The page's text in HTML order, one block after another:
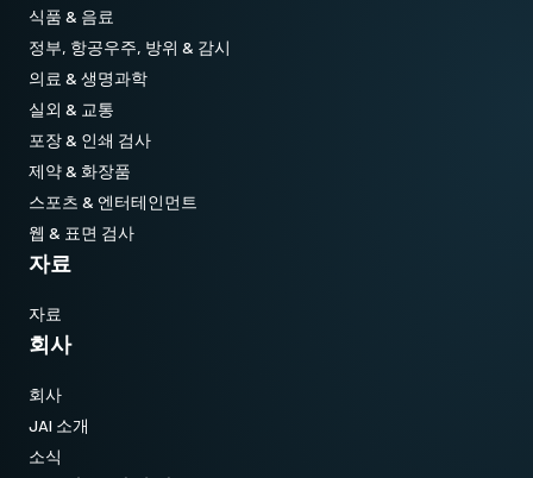
식품 & 음료
정부, 항공우주, 방위 & 감시
의료 & 생명과학
실외 & 교통
포장 & 인쇄 검사
제약 & 화장품
스포츠 & 엔터테인먼트
웹 & 표면 검사
자료
자료
회사
회사
JAI 소개
소식